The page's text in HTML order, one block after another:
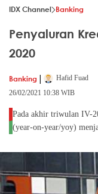
IDX Channel Banking
Penyaluran
2020
Banking |
Hafid Fuad
26/02/2021 10:38 WIB
Pada akhir triwulan IV-
(year-on-year/yoy)